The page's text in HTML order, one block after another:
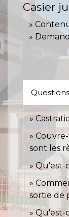
Casier
sont les
Qu'est-
sortie de
Qu'est-